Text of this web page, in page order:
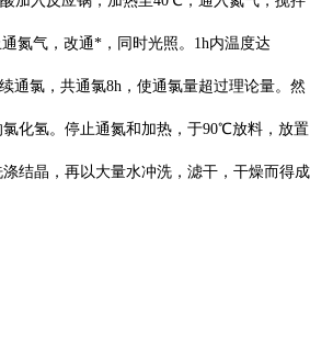
氮气，改通*，同时光照。1h内温度达
通氯，共通氯8h，使通氯量超过理论量。然
化氢。停止通氮和加热，于90℃放料，放置
结晶，再以大量水冲洗，滤干，干燥而得成